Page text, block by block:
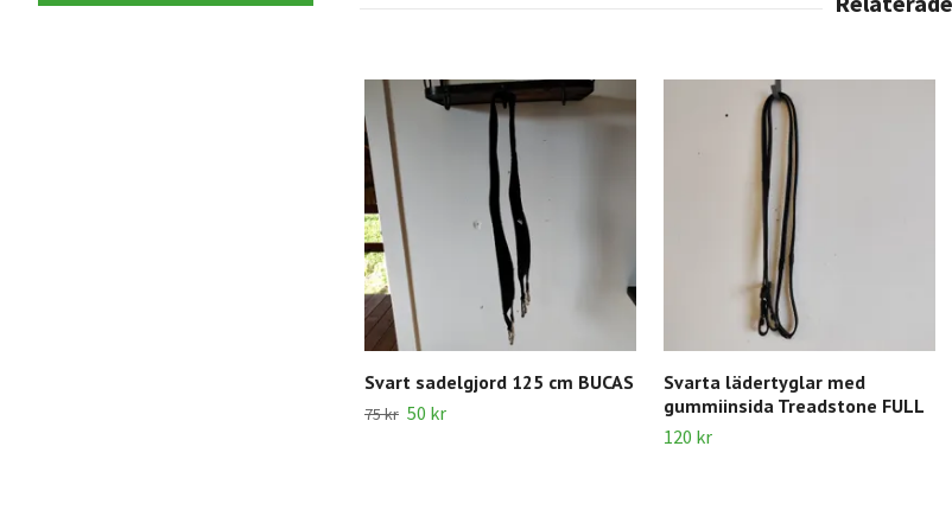
Svart sadelgjord 125 cm BUCAS
75 kr 50 kr
Svarta lädertyglar med
gummiinsida Treadstone FULL
120 kr